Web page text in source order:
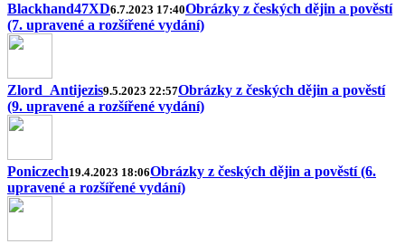
Blackhand47XD6.7.2023 17:40Obrázky z českých dějin a pověstí
(7. upravené a rozšířené vydání)
Zlord_Antijezis9.5.2023 22:57Obrázky z českých dějin a pověstí
(9. upravené a rozšířené vydání)
Poniczech19.4.2023 18:06Obrázky z českých dějin a pověstí (6.
upravené a rozšířené vydání)